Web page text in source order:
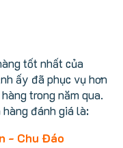
tốt nhất của
ấy đã phục vụ hơn
trong năm qua.
đánh giá là:
- Chu Đáo